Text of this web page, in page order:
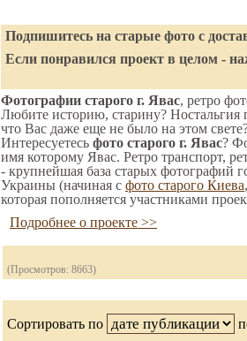
Подпишитесь на старые фото с
Если понравился проект в целом -
Фотографии старого г. Явас, ретро
Любите историю, старину?
что Вас даже еще не было на этом
Интересуетесь фото старого г. Явас?
имя которому Явас. Ретро транспорт,
- крупнейшая база старых фотографий
Украины (начиная с фото старого Киева
которая пополняется участниками
Подробнее о проекте >>
(Просмотров: 8663)
Сортировать по